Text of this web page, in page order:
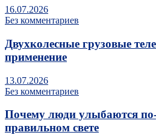
16.07.2026
Без комментариев
Двухколесные грузовые
применение
13.07.2026
Без комментариев
Почему люди улыбаются
правильном свете